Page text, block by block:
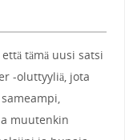
tämä uusi satsi
-oluttyyliä, jota
muutenkin